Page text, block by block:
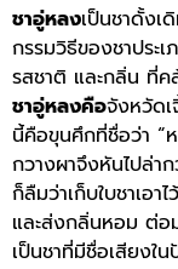
ชาอู่หลงเป็นชาดั้งเ
กรรมวิธีของชาประ
รสชาติ และกลิ่น ที่ค
ชาอู่หลงคือจังหวัด
นี้คือขุนศึกที่ชื่อว่า “
กวางผาจึงหันไปล่า
ก็ลืมว่าเก็บใบชาเอา
และส่งกลิ่นหอม ต่
เป็นชาที่มีชื่อเสียงใ